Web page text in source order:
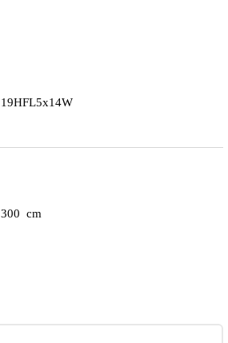
19HFL5x14W
300 cm